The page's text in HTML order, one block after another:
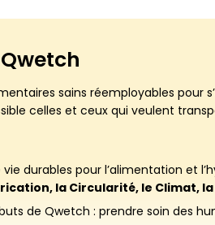
Qwetch
sains réemployables pour
celles et ceux qui veulent
durables pour l’alimentation et
la Circularité, le Climat,
de Qwetch : prendre soin des